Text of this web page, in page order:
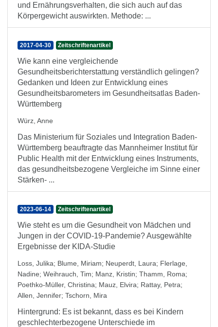
und Ernährungsverhalten, die sich auch auf das
Körpergewicht auswirkten. Methode: ...
2017-04-30 Zeitschriftenartikel
Wie kann eine vergleichende
Gesundheitsberichterstattung verständlich gelingen?
Gedanken und Ideen zur Entwicklung eines
Gesundheitsbarometers im Gesundheitsatlas Baden-
Württemberg
Würz, Anne
Das Ministerium für Soziales und Integration Baden-
Württemberg beauftragte das Mannheimer Institut für
Public Health mit der Entwicklung eines Instruments,
das gesundheitsbezogene Vergleiche im Sinne einer
Stärken- ...
2023-06-14 Zeitschriftenartikel
Wie steht es um die Gesundheit von Mädchen und
Jungen in der COVID-19-Pandemie? Ausgewählte
Ergebnisse der KIDA-Studie
Loss, Julika; Blume, Miriam; Neuperdt, Laura; Flerlage,
Nadine; Weihrauch, Tim; Manz, Kristin; Thamm, Roma;
Poethko-Müller, Christina; Mauz, Elvira; Rattay, Petra;
Allen, Jennifer; Tschorn, Mira
Hintergrund: Es ist bekannt, dass es bei Kindern
geschlechterbezogene Unterschiede im